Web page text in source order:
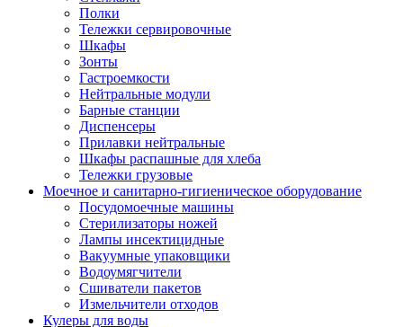
Полки
Тележки сервировочные
Шкафы
Зонты
Гастроемкости
Нейтральные модули
Барные станции
Диспенсеры
Прилавки нейтральные
Шкафы распашные для хлеба
Тележки грузовые
Моечное и санитарно-гигиеническое оборудование
Посудомоечные машины
Стерилизаторы ножей
Лампы инсектицидные
Вакуумные упаковщики
Водоумягчители
Сшиватели пакетов
Измельчители отходов
Кулеры для воды